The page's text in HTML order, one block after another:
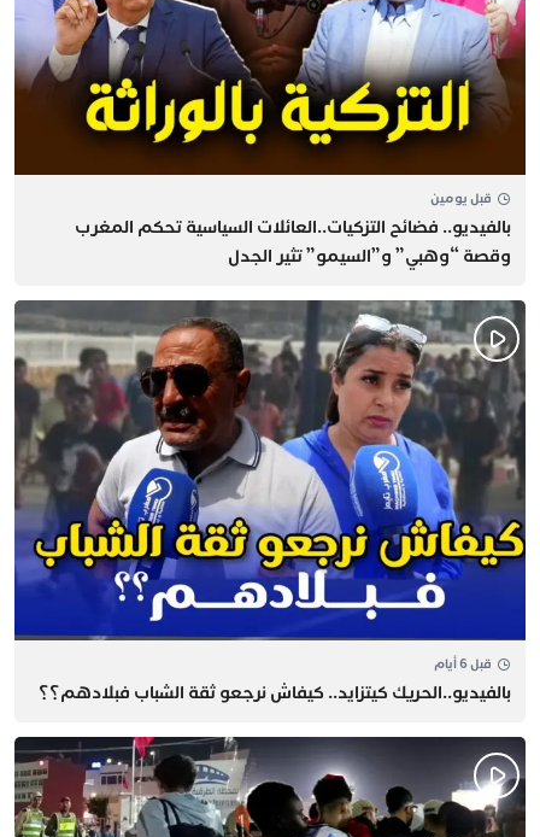
قبل يومين
بالفيديو.. فضائح التزكيات..العائلات السياسية تحكم المغرب
وقصة “وهبي” و”السيمو” تثير الجدل
قبل 6 أيام
بالفيديو..الحريك كيتزايد.. كيفاش نرجعو ثقة الشباب فبلادهم؟؟